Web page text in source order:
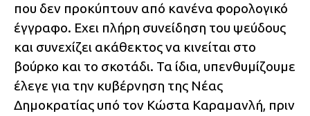
που δεν προκύπτουν από κανένα φορολογικό
έγγραφο. Εχει πλήρη συνείδηση του ψεύδους
και συνεχίζει ακάθεκτος να κινείται στο
βούρκο και το σκοτάδι. Τα ίδια, υπενθυμίζουμε
έλεγε για την κυβέρνηση της Νέας
Δημοκρατίας υπό τον Κώστα Καραμανλή, πριν